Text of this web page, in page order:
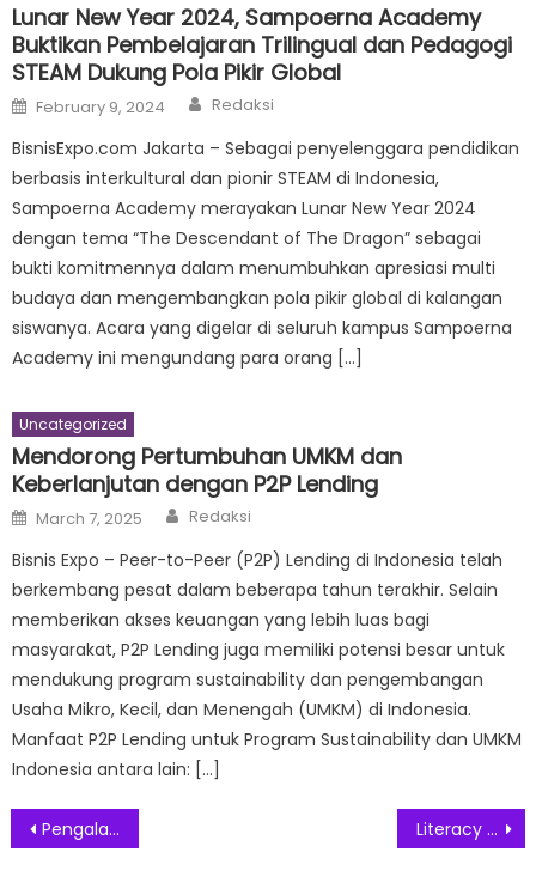
Lunar New Year 2024, Sampoerna Academy
Buktikan Pembelajaran Trilingual dan Pedagogi
STEAM Dukung Pola Pikir Global
Posted
on
February 9, 2024 Author
Redaksi
BisnisExpo.com Jakarta – Sebagai penyelenggara pendidikan
berbasis interkultural dan pionir STEAM di Indonesia,
Sampoerna Academy merayakan Lunar New Year 2024
dengan tema “The Descendant of The Dragon” sebagai
bukti komitmennya dalam menumbuhkan apresiasi multi
budaya dan mengembangkan pola pikir global di kalangan
siswanya. Acara yang digelar di seluruh kampus Sampoerna
Academy ini mengundang para orang […]
Uncategorized
Mendorong Pertumbuhan UMKM dan
Keberlanjutan dengan P2P Lending
Posted
on
March 7, 2025 Author
Redaksi
Bisnis Expo – Peer-to-Peer (P2P) Lending di Indonesia telah
berkembang pesat dalam beberapa tahun terakhir. Selain
memberikan akses keuangan yang lebih luas bagi
masyarakat, P2P Lending juga memiliki potensi besar untuk
mendukung program sustainability dan pengembangan
Usaha Mikro, Kecil, dan Menengah (UMKM) di Indonesia.
Manfaat P2P Lending untuk Program Sustainability dan UMKM
Indonesia antara lain: […]
Post
Pengalaman Tidak Terlupakan Bulan September di Aviary Bintaro Literacy Festival 2022, Sampoerna Academy Hadirkan Sesi Mendongeng Bersama Kak Awam Prakoso